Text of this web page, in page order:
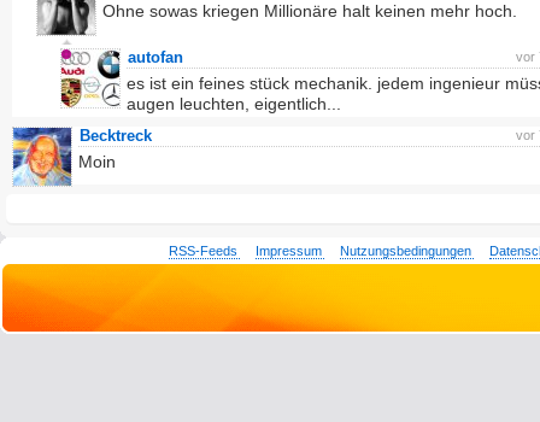
Ohne sowas kriegen Millionäre halt keinen mehr hoch.
vor
autofan
es ist ein feines stück mechanik. jedem ingenieur
augen leuchten, eigentlich...
vor
Becktreck
Moin
RSS-Feeds Impressum Nutzungsbedingungen